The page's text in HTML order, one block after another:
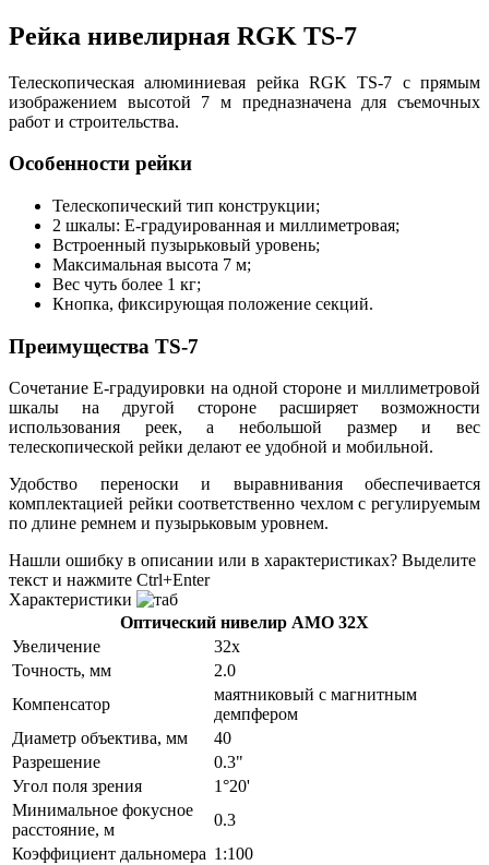
Рейка нивелирная RGK TS-7
Телескопическая алюминиевая рейка RGK TS-7 с прямым
изображением высотой 7 м предназначена для съемочных
работ и строительства.
Особенности рейки
Телескопический тип конструкции;
2 шкалы: Е-градуированная и миллиметровая;
Встроенный пузырьковый уровень;
Максимальная высота 7 м;
Вес чуть более 1 кг;
Кнопка, фиксирующая положение секций.
Преимущества TS-7
Сочетание Е-градуировки на одной стороне и миллиметровой
шкалы на другой стороне расширяет возможности
использования реек, а небольшой размер и вес
телескопической рейки делают ее удобной и мобильной.
Удобство переноски и выравнивания обеспечивается
комплектацией рейки соответственно чехлом с регулируемым
по длине ремнем и пузырьковым уровнем.
Нашли ошибку в описании или в характеристиках? Выделите
текст и нажмите Ctrl+Enter
Характеристики
Оптический нивелир AMO 32X
Увеличение
32x
Точность, мм
2.0
Компенсатор
маятниковый с магнитным
демпфером
Диаметр объектива, мм
40
Разрешение
0.3"
Угол поля зрения
1°20'
Минимальное фокусное
расстояние, м
0.3
Коэффициент дальномера 1:100